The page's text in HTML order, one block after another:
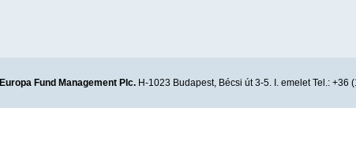
Europa Fund Management Plc. H-1023 Budapest, Bécsi út 3-5. I. emelet Tel.: +36